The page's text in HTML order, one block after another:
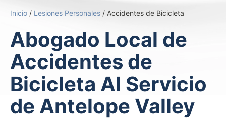
Inicio / Lesiones Personales / Accidentes de Bicicleta
Abogado Local de
Accidentes de
Bicicleta Al Servicio
de Antelope Valley